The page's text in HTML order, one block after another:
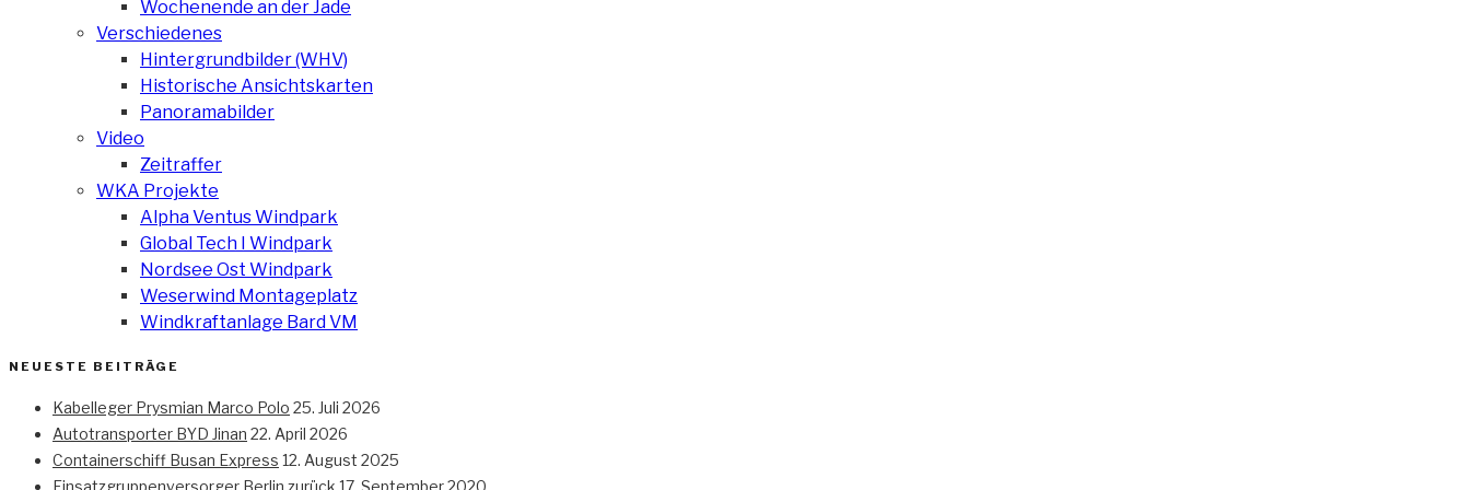
Wochenende an der Jade
Verschiedenes
Hintergrundbilder (WHV)
Historische Ansichtskarten
Panoramabilder
Video
Zeitraffer
WKA Projekte
Alpha Ventus Windpark
Global Tech I Windpark
Nordsee Ost Windpark
Weserwind Montageplatz
Windkraftanlage Bard VM
NEUESTE BEITRÄGE
Kabelleger Prysmian Marco Polo 25. Juli 2026
Autotransporter BYD Jinan 22. April 2026
Containerschiff Busan Express 12. August 2025
Einsatzgruppenversorger Berlin zurück 17. September 2020